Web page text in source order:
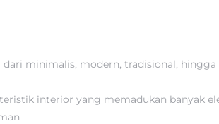
minimalis, modern, tradisional,
interior yang memadukan banyak